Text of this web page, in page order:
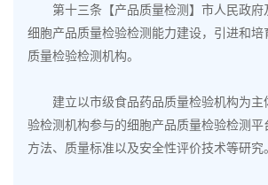
第十三条【产品质量检测】市人民政府
细胞产品质量检验检测能力建设，引进和培
质量检验检测机构。
建立以市级食品药品质量检验机构为主
验检测机构参与的细胞产品质量检验检测平
方法、质量标准以及安全性评价技术等研究